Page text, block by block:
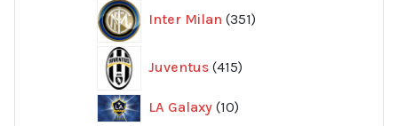
Inter Milan 351
produkter
Juventus 415
produkter
LA Galaxy 1010